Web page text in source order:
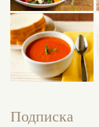
Подписка